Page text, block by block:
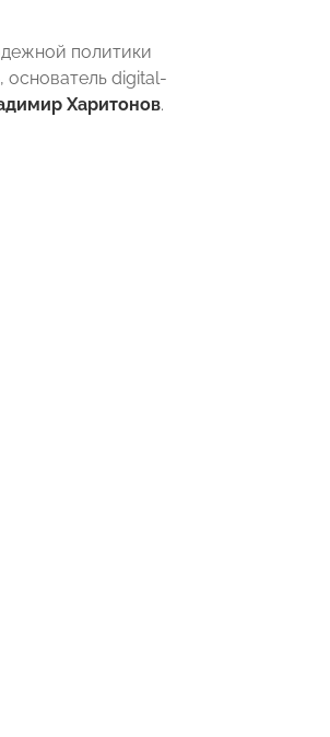
политики
digital-
Харитонов.